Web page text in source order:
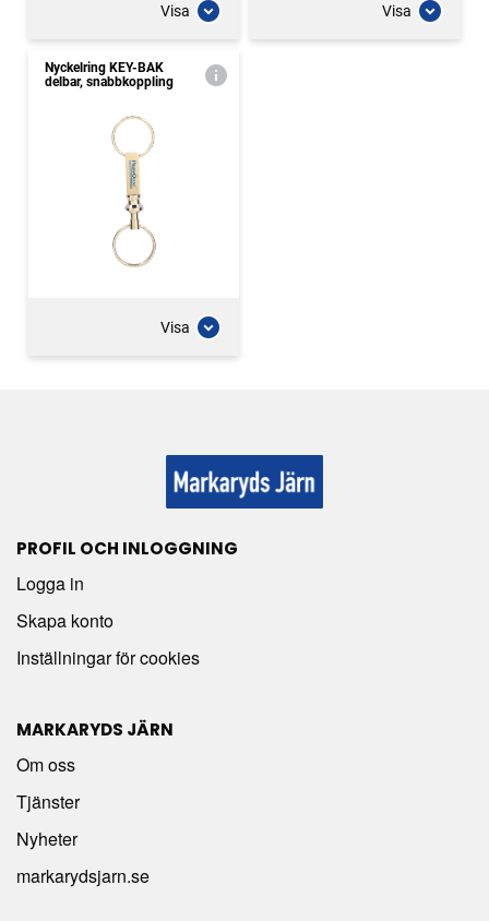
Visa Visa
Nyckelring KEY-BAK
delbar, snabbkoppling
Visa
PROFIL OCH INLOGGNING
Logga in
Skapa konto
Inställningar för cookies
MARKARYDS JÄRN
Om oss
Tjänster
Nyheter
markarydsjarn.se